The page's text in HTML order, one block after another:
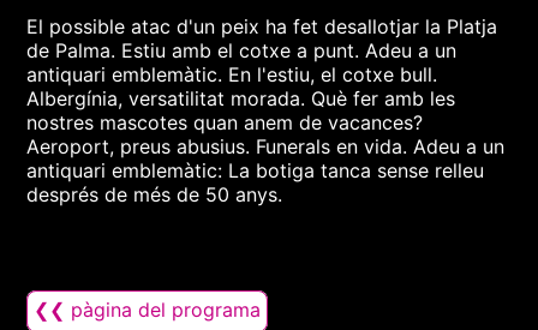
El possible atac d'un peix ha fet desallotjar la Platja
de Palma. Estiu amb el cotxe a punt. Adeu a un
antiquari emblemàtic. En l'estiu, el cotxe bull.
Albergínia, versatilitat morada. Què fer amb les
nostres mascotes quan anem de vacances?
Aeroport, preus abusius. Funerals en vida. Adeu a un
antiquari emblemàtic: La botiga tanca sense relleu
després de més de 50 anys.
❮❮ pàgina del programa